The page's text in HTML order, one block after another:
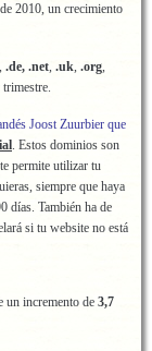
2010, un crecimiento
, .de, .net, .uk, .org,
trimestre.
Joost Zuurbier que
. Estos dominios son
permite utilizar tu
siempre que haya
días. También ha de
si tu website no está
un incremento de 3,7